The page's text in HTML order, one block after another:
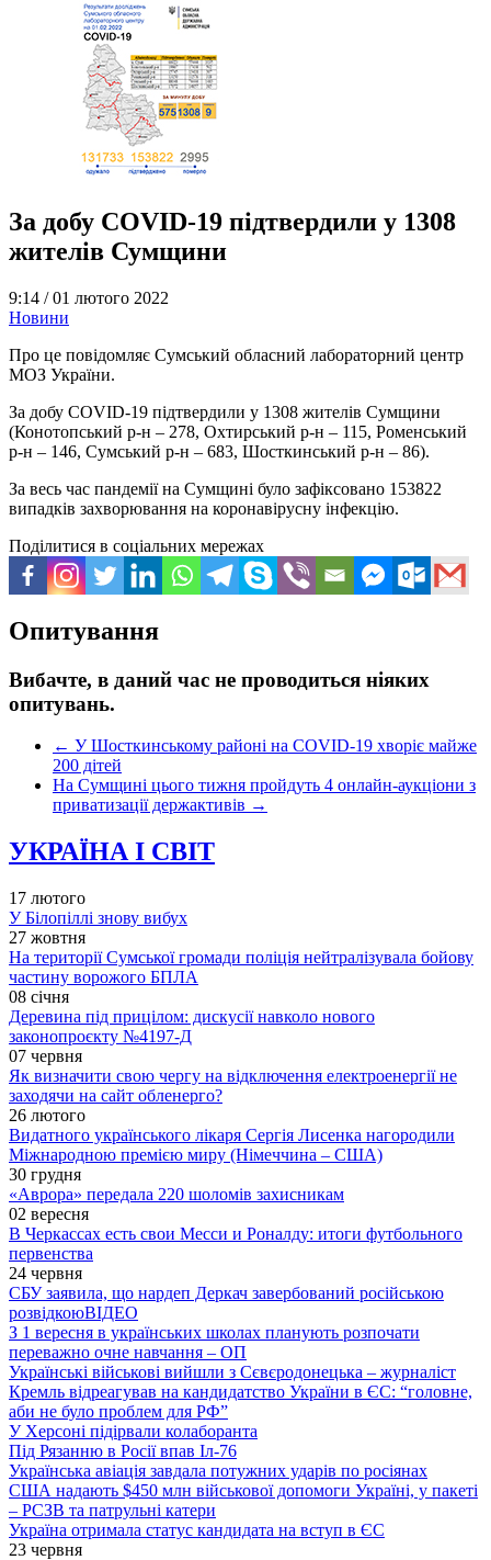
За добу COVID-19 підтвердили у 1308
жителів Сумщини
9:14 /01 лютого 2022
Новини
Про це повідомляє Сумський обласний лабораторний центр
МОЗ України.
За добу COVID-19 підтвердили у 1308 жителів Сумщини
(Конотопський р-н – 278, Охтирський р-н – 115, Роменський
р-н – 146, Сумський р-н – 683, Шосткинський р-н – 86).
За весь час пандемії на Сумщині було зафіксовано 153822
випадків захворювання на коронавірусну інфекцію.
Поділитися в соціальних мережах
Опитування
Вибачте, в даний час не проводиться ніяких
опитувань.
← У Шосткинському районі на COVID-19 хворіє майже
200 дітей
На Сумщині цього тижня пройдуть 4 онлайн-аукціони з
приватизації держактивів →
УКРАЇНА І СВІТ
17 лютого
У Білопіллі знову вибух
27 жовтня
На території Сумської громади поліція нейтралізувала бойову
частину ворожого БПЛА
08 січня
Деревина під прицілом: дискусії навколо нового
законопроєкту №4197-Д
07 червня
Як визначити свою чергу на відключення електроенергії не
заходячи на сайт обленерго?
26 лютого
Видатного українського лікаря Сергія Лисенка нагородили
Міжнародною премією миру (Німеччина – США)
30 грудня
«Аврора» передала 220 шоломів захисникам
02 вересня
В Черкассах есть свои Месси и Роналду: итоги футбольного
первенства
24 червня
СБУ заявила, що нардеп Деркач завербований російською
розвідкоюВІДЕО
З 1 вересня в українських школах планують розпочати
переважно очне навчання – ОП
Українські військові вийшли з Сєвєродонецька – журналіст
Кремль відреагував на кандидатство України в ЄС: “головне,
аби не було проблем для РФ”
У Херсоні підірвали колаборанта
Під Рязанню в Росії впав Іл-76
Українська авіація завдала потужних ударів по росіянах
США надають $450 млн військової допомоги Україні, у пакеті
– РСЗВ та патрульні катери
Україна отримала статус кандидата на вступ в ЄС
23 червня